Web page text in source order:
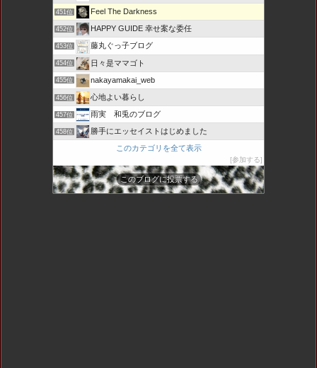
451位 Feel The Darkness
452位 HAPPY GUIDE 幸せ案な委任
453位 藤丸ぐっ子ブログ
454位 日々是ママゴト
455位 nakayamakai_web
456位 心地よい暮らし
457位 雨実 和兎のブログ
458位
勝手にエッセイストはじめました
このカテゴリを全て表示
参加する
このブログに投票する